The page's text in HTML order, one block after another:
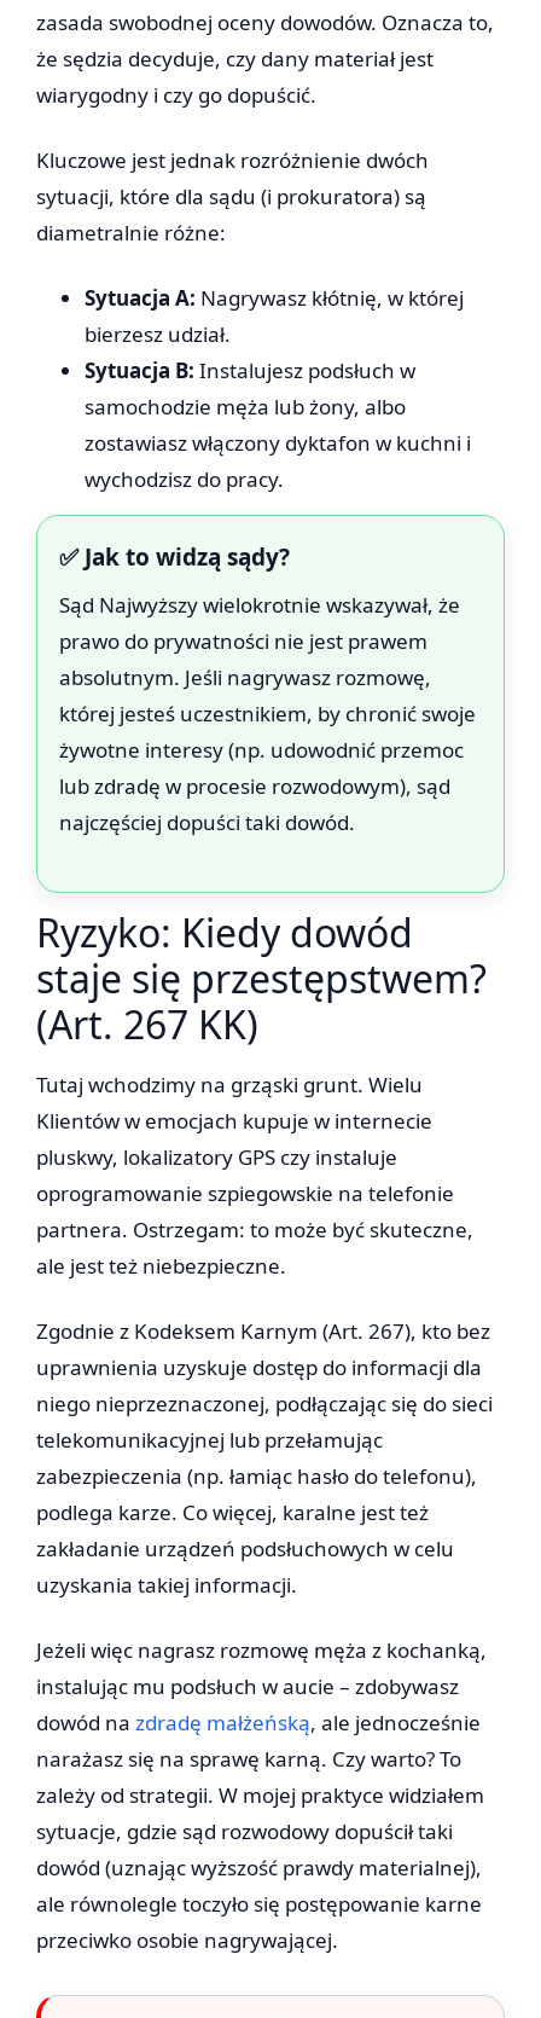
zasada swobodnej oceny dowodów. Oznacza to,
że sędzia decyduje, czy dany materiał jest
wiarygodny i czy go dopuścić.
Kluczowe jest jednak rozróżnienie dwóch
sytuacji, które dla sądu (i prokuratora) są
diametralnie różne:
Sytuacja A: Nagrywasz kłótnię, w której
bierzesz udział.
Sytuacja B: Instalujesz podsłuch w
samochodzie męża lub żony, albo
zostawiasz włączony dyktafon w kuchni i
wychodzisz do pracy.
✅ Jak to widzą sądy?
Sąd Najwyższy wielokrotnie wskazywał, że
prawo do prywatności nie jest prawem
absolutnym. Jeśli nagrywasz rozmowę,
której jesteś uczestnikiem, by chronić swoje
żywotne interesy (np. udowodnić przemoc
lub zdradę w procesie rozwodowym), sąd
najczęściej dopuści taki dowód.
Ryzyko: Kiedy dowód
staje się przestępstwem?
(Art. 267 KK)
Tutaj wchodzimy na grząski grunt. Wielu
Klientów w emocjach kupuje w internecie
pluskwy, lokalizatory GPS czy instaluje
oprogramowanie szpiegowskie na telefonie
partnera. Ostrzegam: to może być skuteczne,
ale jest też niebezpieczne.
Zgodnie z Kodeksem Karnym (Art. 267), kto bez
uprawnienia uzyskuje dostęp do informacji dla
niego nieprzeznaczonej, podłączając się do sieci
telekomunikacyjnej lub przełamując
zabezpieczenia (np. łamiąc hasło do telefonu),
podlega karze. Co więcej, karalne jest też
zakładanie urządzeń podsłuchowych w celu
uzyskania takiej informacji.
Jeżeli więc nagrasz rozmowę męża z kochanką,
instalując mu podsłuch w aucie – zdobywasz
dowód na zdradę małżeńską, ale jednocześnie
narażasz się na sprawę karną. Czy warto? To
zależy od strategii. W mojej praktyce widziałem
sytuacje, gdzie sąd rozwodowy dopuścił taki
dowód (uznając wyższość prawdy materialnej),
ale równolegle toczyło się postępowanie karne
przeciwko osobie nagrywającej.